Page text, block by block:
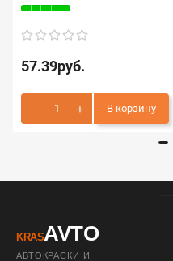
57.39руб.
В корзину
KRASAVTO
АВТОКРАСКИ И